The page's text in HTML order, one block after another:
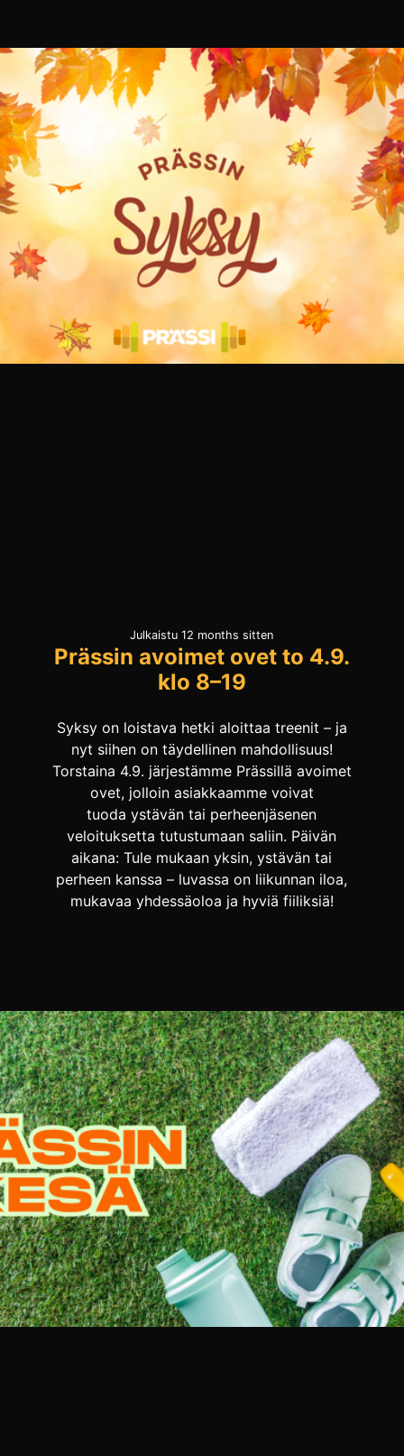
salille syksyn kovimpaan valmennukseen –
miehille, jotka […]
Julkaistu 12 months sitten
Prässin avoimet ovet to 4.9.
klo 8–19
Syksy on loistava hetki aloittaa treenit – ja
nyt siihen on täydellinen mahdollisuus!
Torstaina 4.9. järjestämme Prässillä avoimet
ovet, jolloin asiakkaamme voivat
tuoda ystävän tai perheenjäsenen
veloituksetta tutustumaan saliin. Päivän
aikana: Tule mukaan yksin, ystävän tai
perheen kanssa – luvassa on liikunnan iloa,
mukavaa yhdessäoloa ja hyviä fiiliksiä!